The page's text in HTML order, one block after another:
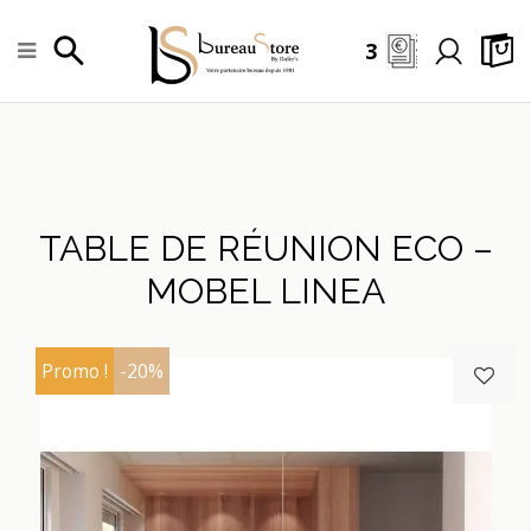
3
TABLE DE RÉUNION ECO –
MOBEL LINEA
Promo ! -20%